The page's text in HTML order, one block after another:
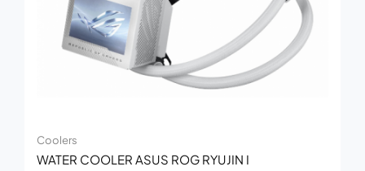
Coolers
WATER COOLER ASUS ROG RYUJIN I